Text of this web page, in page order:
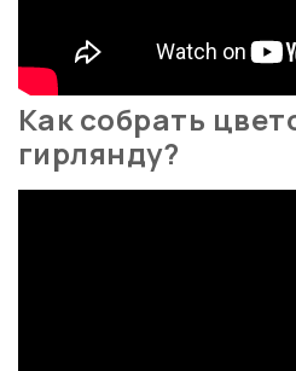
Как собрать
гирлянду?